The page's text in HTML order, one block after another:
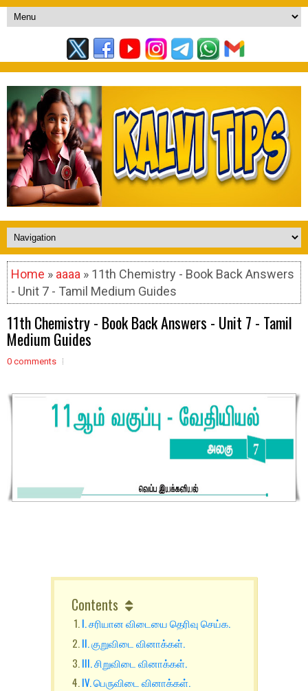
Home » aaaa » 11th Chemistry - Book Back Answers
- Unit 7 - Tamil Medium Guides
11th Chemistry - Book Back Answers - Unit 7 - Tamil
Medium Guides
0 comments
Contents
I. சரியான விடையை தெரிவு செய்க.
II. குறுவிடை வினாக்கள்.
III. சிறுவிடை வினாக்கள்.
IV. பெருவிடை வினாக்கள்.